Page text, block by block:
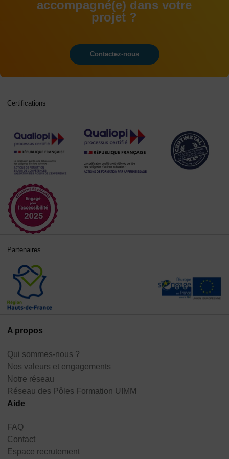
accompagné(e) dans votre
projet ?
Contactez-nous
A propos
Qui sommes-nous ?
Nos valeurs et engagements
Notre réseau
Réseau des Pôles Formation UIMM
Aide
FAQ
Contact
Espace recrutement
Certifications
Partenaires